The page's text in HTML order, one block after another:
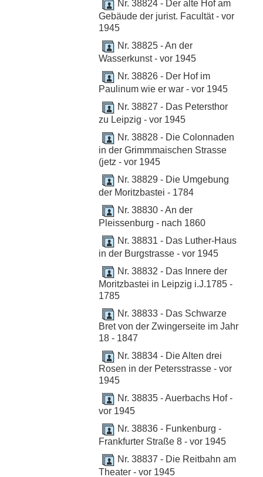
Nr. 38824 - Der alte Hof am
Gebäude der jurist. Facultät - vor
1945
Nr. 38825 - An der
Wasserkunst - vor 1945
Nr. 38826 - Der Hof im
Paulinum wie er war - vor 1945
Nr. 38827 - Das Petersthor
zu Leipzig - vor 1945
Nr. 38828 - Die Colonnaden
in der Grimmmaischen Strasse
(jetz - vor 1945
Nr. 38829 - Die Umgebung
der Moritzbastei - 1784
Nr. 38830 - An der
Pleissenburg - nach 1860
Nr. 38831 - Das Luther-Haus
in der Burgstrasse - vor 1945
Nr. 38832 - Das Innere der
Moritzbastei in Leipzig i.J.1785 -
1785
Nr. 38833 - Das Schwarze
Bret von der Zwingerseite im Jahr
18 - 1847
Nr. 38834 - Die Alten drei
Rosen in der Petersstrasse - vor
1945
Nr. 38835 - Auerbachs Hof -
vor 1945
Nr. 38836 - Funkenburg -
Frankfurter Straße 8 - vor 1945
Nr. 38837 - Die Reitbahn am
Theater - vor 1945